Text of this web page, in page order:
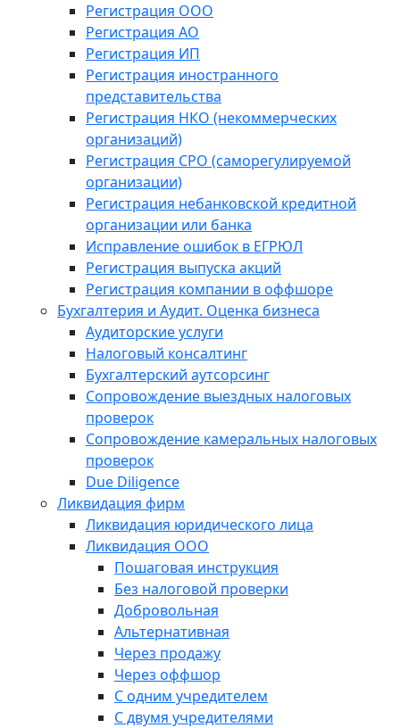
Регистрация ООО
Регистрация АО
Регистрация ИП
Регистрация иностранного
представительства
Регистрация НКО (некоммерческих
организаций)
Регистрация СРО (саморегулируемой
организации)
Регистрация небанковской кредитной
организации или банка
Исправление ошибок в ЕГРЮЛ
Регистрация выпуска акций
Регистрация компании в оффшоре
Бухгалтерия и Аудит. Оценка бизнеса
Аудиторские услуги
Налоговый консалтинг
Бухгалтерский аутсорсинг
Сопровождение выездных налоговых
проверок
Сопровождение камеральных налоговых
проверок
Due Diligence
Ликвидация фирм
Ликвидация юридического лица
Ликвидация ООО
Пошаговая инструкция
Без налоговой проверки
Добровольная
Альтернативная
Через продажу
Через оффшор
С одним учредителем
С двумя учредителями